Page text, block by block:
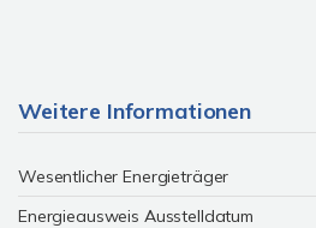
Weitere Informationen
Wesentlicher Energieträger
Energieausweis Ausstelldatum